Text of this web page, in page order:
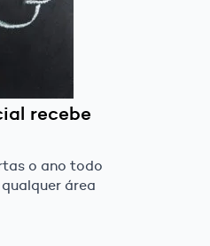
recebe
o ano todo
área